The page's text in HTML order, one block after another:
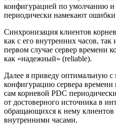
конфигурацией по умолчанию и
периодически намекают
Синхронизация клиентов
как с его внутренних часов,
первом случае сервер времени
как «надежный» (reliable).
Далее я приведу оптимальную с
конфигурацию сервера времени
сам корневой PDC
от достоверного источника в
обращающихся к нему клиентов
внутренними часами.